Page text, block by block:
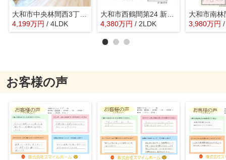
大和市中央林間西3丁目 中古戸建 全1棟
4,199万円 / 4LDK
大和市西鶴間第24 新築戸建 全2棟
4,380万円 / 2LDK 3,980万円
お客様の声